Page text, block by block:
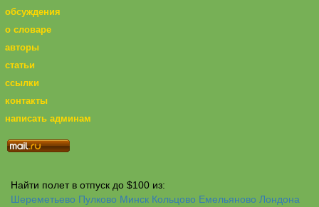
обсуждения
о словаре
авторы
статьи
ссылки
контакты
написать админам
Найти полет в отпуск до $100 из:
Шереметьево Пулково Минск Кольцово Емельяново Лондона